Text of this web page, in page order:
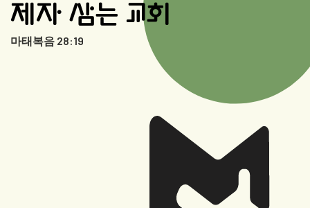
제자 삼는 교회
마태복음 28:19